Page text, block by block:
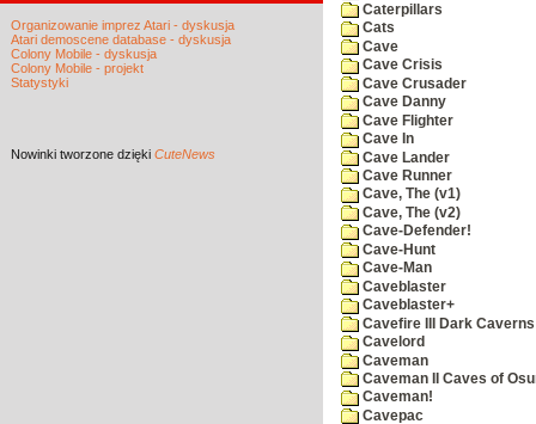
Organizowanie imprez Atari - dyskusja
Atari demoscene database - dyskusja
Colony Mobile - dyskusja
Colony Mobile - projekt
Statystyki
Nowinki tworzone dzięki CuteNews
Caterpillars
Cats
Cave
Cave Crisis
Cave Crusader
Cave Danny
Cave Flighter
Cave In
Cave Lander
Cave Runner
Cave, The (v1)
Cave, The (v2)
Cave-Defender!
Cave-Hunt
Cave-Man
Caveblaster
Caveblaster+
Cavefire III Dark Caverns
Cavelord
Caveman
Caveman II Caves of
Caveman!
Cavepac